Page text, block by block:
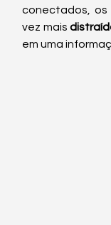
conectados, os
vez mais
em uma